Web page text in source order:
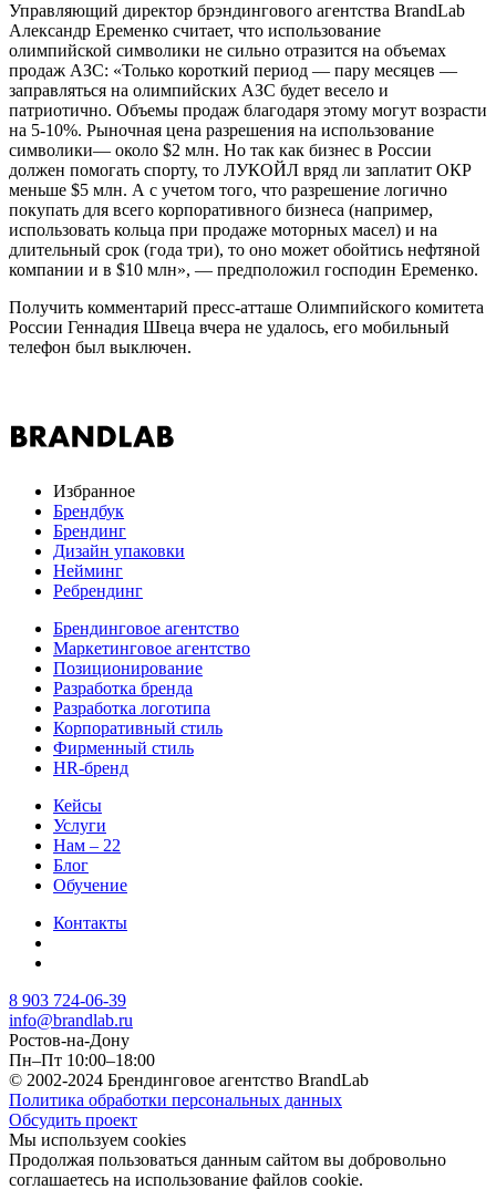
Управляющий директор брэндингового агентства BrandLab
Александр Еременко считает, что использование
олимпийской символики не сильно отразится на объемах
продаж АЗС: «Только короткий период — пару месяцев —
заправляться на олимпийских АЗС будет весело и
патриотично. Объемы продаж благодаря этому могут возрасти
на 5-10%. Рыночная цена разрешения на использование
символики— около $2 млн. Но так как бизнес в России
должен помогать спорту, то ЛУКОЙЛ вряд ли заплатит ОКР
меньше $5 млн. А с учетом того, что разрешение логично
покупать для всего корпоративного бизнеса (например,
использовать кольца при продаже моторных масел) и на
длительный срок (года три), то оно может обойтись нефтяной
компании и в $10 млн», — предположил господин Еременко.
Получить комментарий пресс-атташе Олимпийского комитета
России Геннадия Швеца вчера не удалось, его мобильный
телефон был выключен.
Избранное
Брендбук
Брендинг
Дизайн упаковки
Нейминг
Ребрендинг
Брендинговое агентство
Маркетинговое агентство
Позиционирование
Разработка бренда
Разработка логотипа
Корпоративный стиль
Фирменный стиль
HR-бренд
Кейсы
Услуги
Нам – 22
Блог
Обучение
Контакты
8 903 724-06-39
info@brandlab.ru
Ростов-на-Дону
Пн–Пт 10:00–18:00
© 2002-2024 Брендинговое агентство BrandLab
Политика обработки персональных данных
Обсудить проект
Мы используем cookies
Продолжая пользоваться данным сайтом вы добровольно
соглашаетесь на использование файлов cookie.